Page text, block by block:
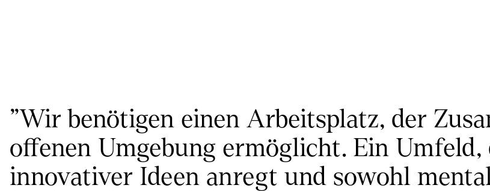
"Wir benötigen einen Arbeitsplatz, der
offenen Umgebung ermöglicht. Ein
innovativer Ideen anregt und sowohl